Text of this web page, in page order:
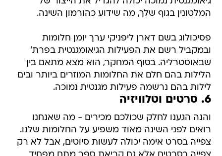
המלטונין בגוף שלך, מה שידוע כהורמון השינה.
פסיכולוג בשם דארן ליפניקי ערך יומן חלומות
ובמקביל רשם את הפעילות הגיאומגנטית בפרת'
שבאוסטרליה. בסוף המחקר, הוא מצא מתאם בין
הלילות בהם חלם את החלומות המוזרים ביותר ובים
לילות בהם נרשמה פעילות מגנטית נמוכה.
6. סרטים וטלוויזיה
והנה הגענו לחלק שכולכם מכירים - מה שאנחנו
רואים לפני השינה מאוד משפיע על החלומות שלנו.
צפייה בסרט אימה יכולה לעשות סיוטים, אבל לא רק